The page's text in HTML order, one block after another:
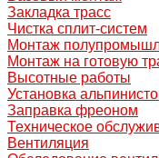
Закладка трасс
Чистка сплит-систем
Монтаж
Монтаж на готовую
Высотные работы
Установка
Заправка фреоном
Техническое
Вентиляция